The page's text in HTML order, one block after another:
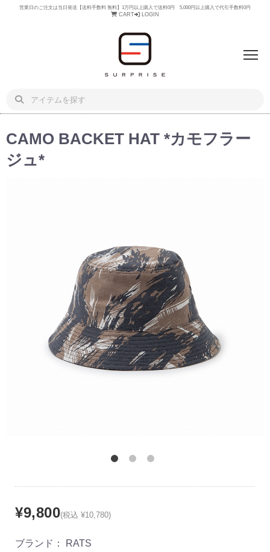
営業日のご注文は当日発送【送料手数料 無料】1万円以上購入で送料0円 5,000円以上購入で代引手数料0円
CART LOGIN
CAMO BACKET HAT *カモフラー
ジュ*
¥9,800(税込 ¥10,780)
ブランド： RATS